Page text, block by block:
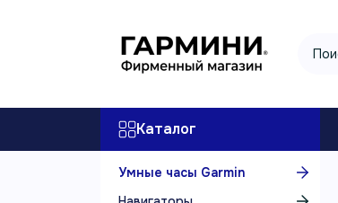
Каталог
Умные часы Garmin